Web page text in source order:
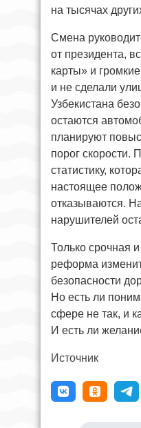
на тысячах
Смена
от президента,
карты» и
и не сделали
Узбекистана
остаются
планируют
порог скорости.
статистику,
настоящее
отказываются.
нарушителей
Только срочная
реформа
безопасности
Но есть ли
сфере не так, и
И есть ли
Источник